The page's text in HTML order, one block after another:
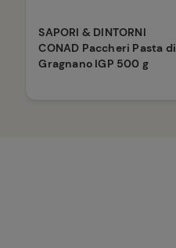
SAPORI & DINTORNI
CONAD Paccheri Pasta di
Gragnano IGP 500 g